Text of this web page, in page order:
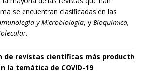
se encuentran clasificadas en las
y Microbiología, y Bioquímica,
.
de revistas científicas más productivas
la temática de COVID-19